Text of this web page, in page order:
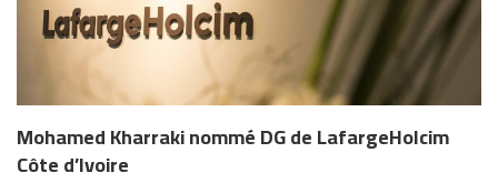
Mohamed Kharraki nommé DG de LafargeHolcim
Côte d’Ivoire